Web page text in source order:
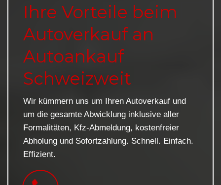
Ihre Vorteile beim
Autoverkauf an
Autoankauf
Schweizweit
Wir kümmern uns um Ihren Autoverkauf und
um die gesamte Abwicklung inklusive aller
Formalitäten, Kfz-Abmeldung, kostenfreier
Abholung und Sofortzahlung. Schnell. Einfach.
Effizient.